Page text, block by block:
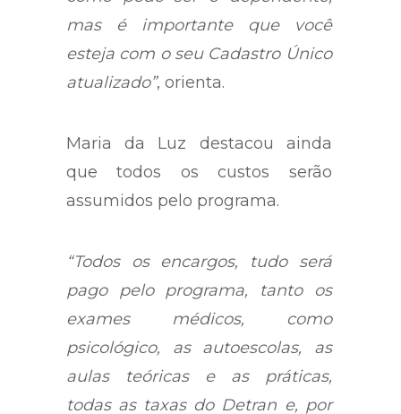
mas é importante que você
esteja com o seu Cadastro Único
atualizado”, orienta.
Maria da Luz destacou ainda
que todos os custos serão
assumidos pelo programa.
“Todos os encargos, tudo será
pago pelo programa, tanto os
exames médicos, como
psicológico, as autoescolas, as
aulas teóricas e as práticas,
todas as taxas do Detran e, por